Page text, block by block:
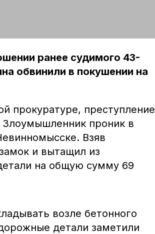
ранее судимого 43-
обвинили в покушении на
прокуратуре, преступление
проник в
Взяв
и вытащил из
на общую сумму 69
возле бетонного
детали заметили